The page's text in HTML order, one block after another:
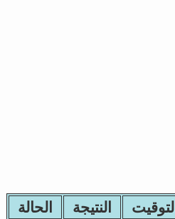
التوقيت النتيجة الحالة